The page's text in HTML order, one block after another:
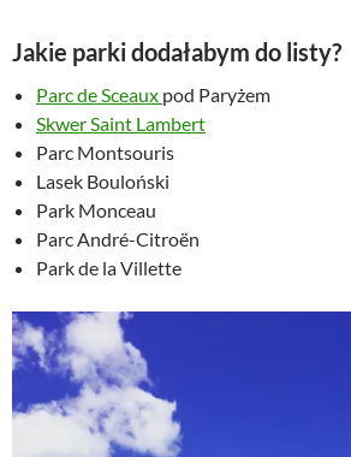
Jakie parki dodałabym do listy?
Parc de Sceaux pod Paryżem
Skwer Saint Lambert
Parc Montsouris
Lasek Bouloński
Park Monceau
Parc André-Citroën
Park de la Villette